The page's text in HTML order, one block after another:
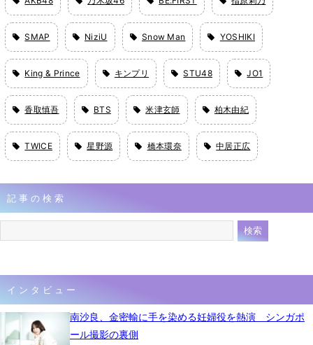
SMAP NiziU Snow Man YOSHIKI
King & Prince キンプリ STU48 JO1
香取慎吾 BTS 米津玄師 柏木由紀
TWICE 星野源 橋本環奈 中居正広
記事の検索
インタビュー
南沙良、金密輸に手を染める妊婦役を熱演 シンガポ
ール撮影の裏側